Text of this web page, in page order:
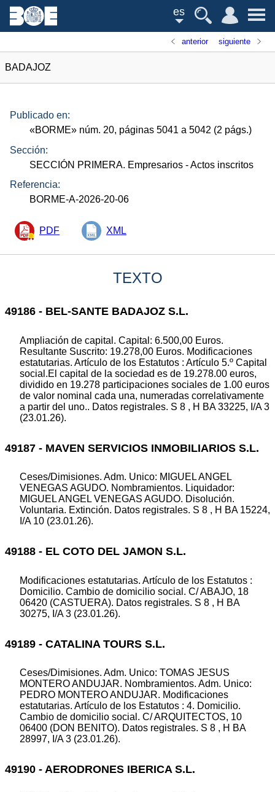
es
anterior siguiente
BADAJOZ
Publicado en:
«BORME» núm. 20, páginas 5041 a 5042 (2 págs.)
Sección:
SECCIÓN PRIMERA. Empresarios - Actos inscritos
Referencia:
BORME-A-2026-20-06
PDF XML
TEXTO
49186 - BEL-SANTE BADAJOZ S.L.
Ampliación de capital. Capital: 6.500,00 Euros.
Resultante Suscrito: 19.278,00 Euros. Modificaciones
estatutarias. Artículo de los Estatutos : Artículo 5.º Capital
social.El capital de la sociedad es de 19.278.00 euros,
dividido en 19.278 participaciones sociales de 1.00 euros
de valor nominal cada una, numeradas correlativamente
a partir del uno.. Datos registrales. S 8 , H BA 33225, I/A 3
(23.01.26).
49187 - MAVEN SERVICIOS INMOBILIARIOS S.L.
Ceses/Dimisiones. Adm. Unico: MIGUEL ANGEL
VENEGAS AGUDO. Nombramientos. Liquidador:
MIGUEL ANGEL VENEGAS AGUDO. Disolución.
Voluntaria. Extinción. Datos registrales. S 8 , H BA 15224,
I/A 10 (23.01.26).
49188 - EL COTO DEL JAMON S.L.
Modificaciones estatutarias. Artículo de los Estatutos :
Domicilio. Cambio de domicilio social. C/ ABAJO, 18
06420 (CASTUERA). Datos registrales. S 8 , H BA
30275, I/A 3 (23.01.26).
49189 - CATALINA TOURS S.L.
Ceses/Dimisiones. Adm. Unico: TOMAS JESUS
MONTERO ANDUJAR. Nombramientos. Adm. Unico:
PEDRO MONTERO ANDUJAR. Modificaciones
estatutarias. Artículo de los Estatutos : 4. Domicilio.
Cambio de domicilio social. C/ ARQUITECTOS, 10
06400 (DON BENITO). Datos registrales. S 8 , H BA
28997, I/A 3 (23.01.26).
49190 - AERODRONES IBERICA S.L.